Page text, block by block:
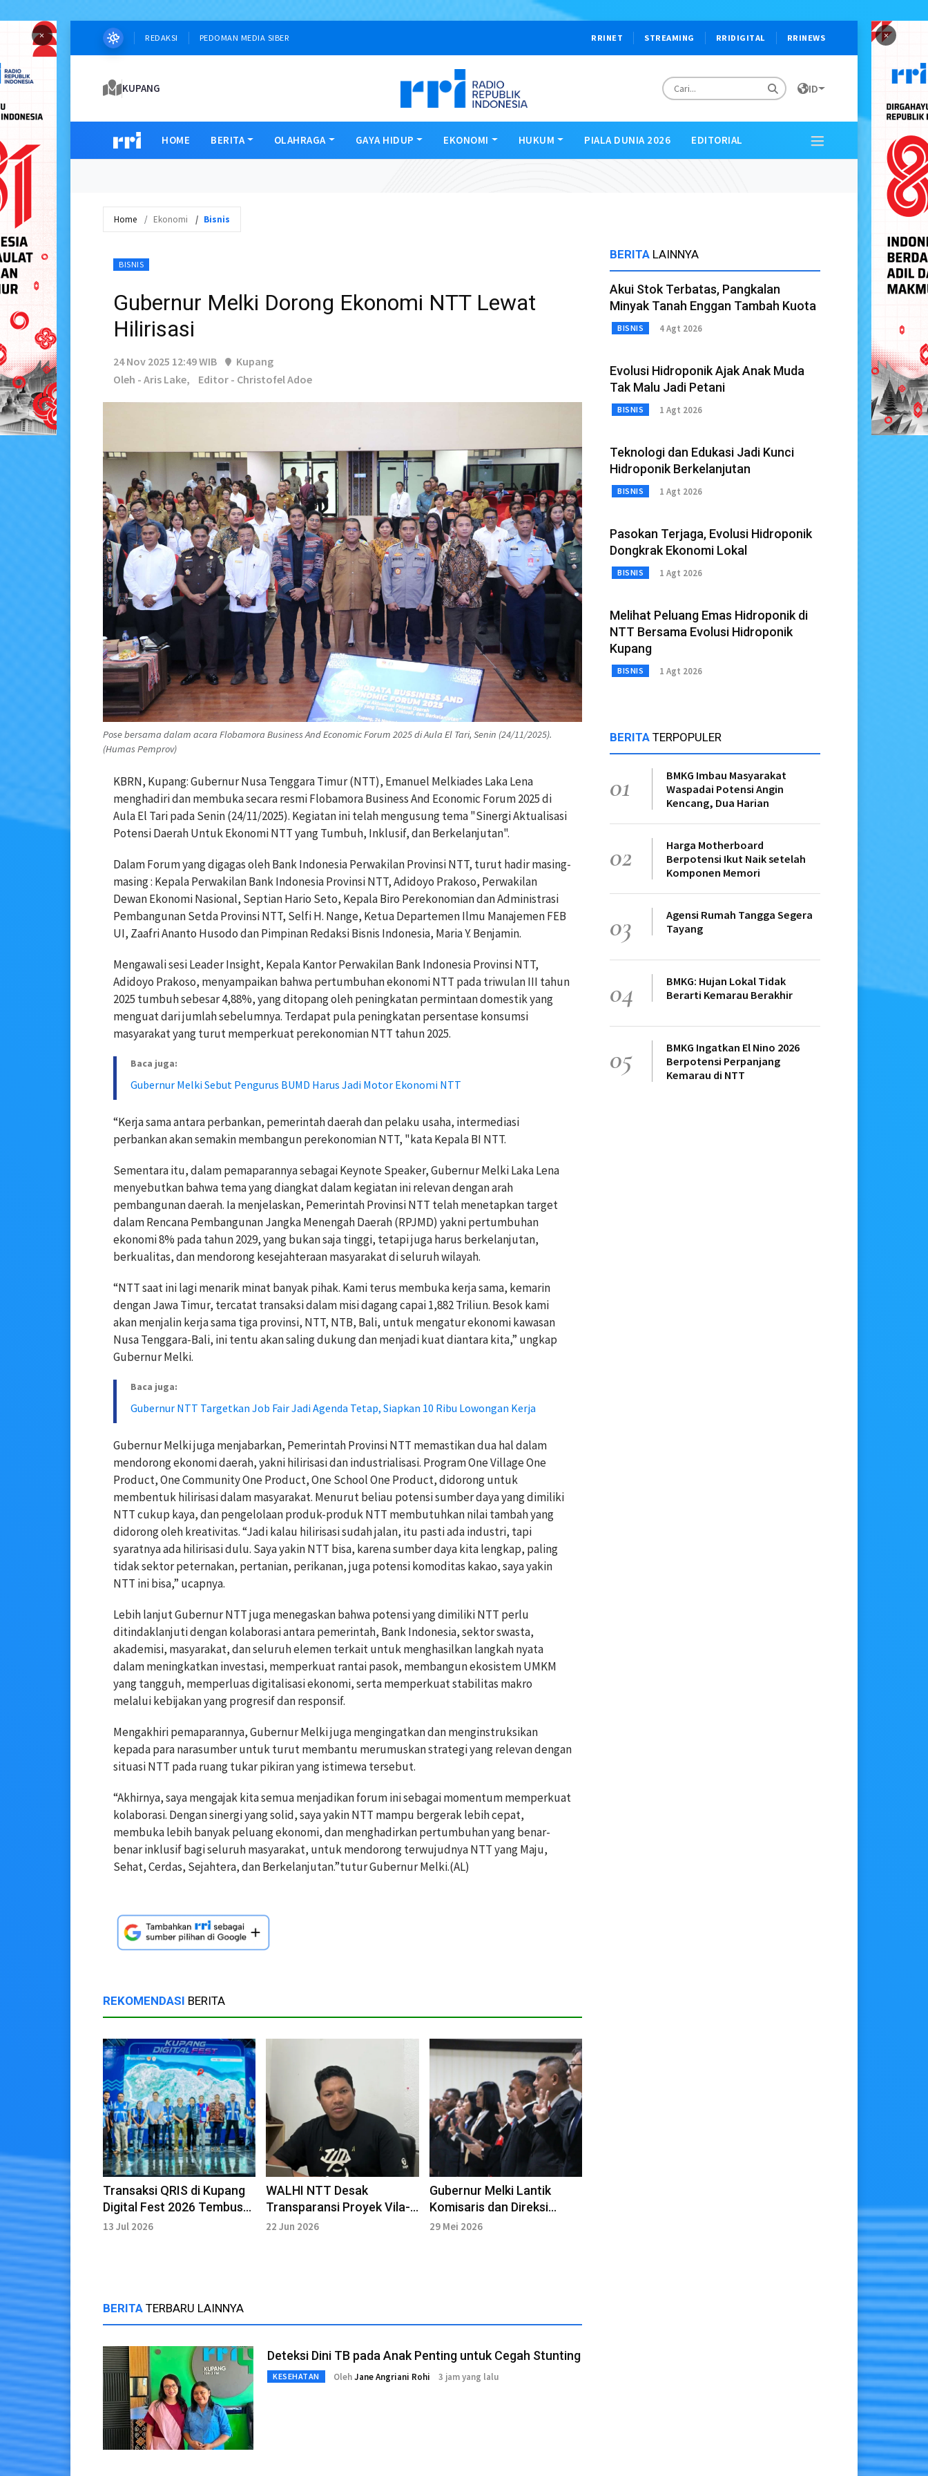
× ×
REDAKSI PEDOMAN MEDIA SIBER RRINET STREAMING RRIDIGITAL RRINEWS
KUPANG ID
HOME BERITA OLAHRAGA GAYA HIDUP EKONOMI HUKUM PIALA DUNIA 2026 EDITORIAL
Home Ekonomi Bisnis
BISNIS
Gubernur Melki Dorong Ekonomi NTT Lewat
Hilirisasi
24 Nov 2025 12:49 WIB
Kupang
Oleh - Aris Lake,
Editor - Christofel Adoe
Pose bersama dalam acara Flobamora Business And Economic Forum 2025 di Aula El Tari, Senin (24/11/2025).
(Humas Pemprov)
KBRN, Kupang: Gubernur Nusa Tenggara Timur (NTT), Emanuel Melkiades Laka Lena
menghadiri dan membuka secara resmi Flobamora Business And Economic Forum 2025 di
Aula El Tari pada Senin (24/11/2025). Kegiatan ini telah mengusung tema "Sinergi Aktualisasi
Potensi Daerah Untuk Ekonomi NTT yang Tumbuh, Inklusif, dan Berkelanjutan".
Dalam Forum yang digagas oleh Bank Indonesia Perwakilan Provinsi NTT, turut hadir masing-
masing : Kepala Perwakilan Bank Indonesia Provinsi NTT, Adidoyo Prakoso, Perwakilan
Dewan Ekonomi Nasional, Septian Hario Seto, Kepala Biro Perekonomian dan Administrasi
Pembangunan Setda Provinsi NTT, Selfi H. Nange, Ketua Departemen Ilmu Manajemen FEB
UI, Zaafri Ananto Husodo dan Pimpinan Redaksi Bisnis Indonesia, Maria Y. Benjamin.
Mengawali sesi Leader Insight, Kepala Kantor Perwakilan Bank Indonesia Provinsi NTT,
Adidoyo Prakoso, menyampaikan bahwa pertumbuhan ekonomi NTT pada triwulan III tahun
2025 tumbuh sebesar 4,88%, yang ditopang oleh peningkatan permintaan domestik yang
menguat dari jumlah sebelumnya. Terdapat pula peningkatan persentase konsumsi
masyarakat yang turut memperkuat perekonomian NTT tahun 2025.
Baca juga:
Gubernur Melki Sebut Pengurus BUMD Harus Jadi Motor Ekonomi NTT
“Kerja sama antara perbankan, pemerintah daerah dan pelaku usaha, intermediasi
perbankan akan semakin membangun perekonomian NTT, "kata Kepala BI NTT.
Sementara itu, dalam pemaparannya sebagai Keynote Speaker, Gubernur Melki Laka Lena
menyebutkan bahwa tema yang diangkat dalam kegiatan ini relevan dengan arah
pembangunan daerah. Ia menjelaskan, Pemerintah Provinsi NTT telah menetapkan target
dalam Rencana Pembangunan Jangka Menengah Daerah (RPJMD) yakni pertumbuhan
ekonomi 8% pada tahun 2029, yang bukan saja tinggi, tetapi juga harus berkelanjutan,
berkualitas, dan mendorong kesejahteraan masyarakat di seluruh wilayah.
“NTT saat ini lagi menarik minat banyak pihak. Kami terus membuka kerja sama, kemarin
dengan Jawa Timur, tercatat transaksi dalam misi dagang capai 1,882 Triliun. Besok kami
akan menjalin kerja sama tiga provinsi, NTT, NTB, Bali, untuk mengatur ekonomi kawasan
Nusa Tenggara-Bali, ini tentu akan saling dukung dan menjadi kuat diantara kita,” ungkap
Gubernur Melki.
Baca juga:
Gubernur NTT Targetkan Job Fair Jadi Agenda Tetap, Siapkan 10 Ribu Lowongan Kerja
Gubernur Melki juga menjabarkan, Pemerintah Provinsi NTT memastikan dua hal dalam
mendorong ekonomi daerah, yakni hilirisasi dan industrialisasi. Program One Village One
Product, One Community One Product, One School One Product, didorong untuk
membentuk hilirisasi dalam masyarakat. Menurut beliau potensi sumber daya yang dimiliki
NTT cukup kaya, dan pengelolaan produk-produk NTT membutuhkan nilai tambah yang
didorong oleh kreativitas. “Jadi kalau hilirisasi sudah jalan, itu pasti ada industri, tapi
syaratnya ada hilirisasi dulu. Saya yakin NTT bisa, karena sumber daya kita lengkap, paling
tidak sektor peternakan, pertanian, perikanan, juga potensi komoditas kakao, saya yakin
NTT ini bisa,” ucapnya.
Lebih lanjut Gubernur NTT juga menegaskan bahwa potensi yang dimiliki NTT perlu
ditindaklanjuti dengan kolaborasi antara pemerintah, Bank Indonesia, sektor swasta,
akademisi, masyarakat, dan seluruh elemen terkait untuk menghasilkan langkah nyata
dalam meningkatkan investasi, memperkuat rantai pasok, membangun ekosistem UMKM
yang tangguh, memperluas digitalisasi ekonomi, serta memperkuat stabilitas makro
melalui kebijakan yang progresif dan responsif.
Mengakhiri pemaparannya, Gubernur Melki juga mengingatkan dan menginstruksikan
kepada para narasumber untuk turut membantu merumuskan strategi yang relevan dengan
situasi NTT pada ruang tukar pikiran yang istimewa tersebut.
“Akhirnya, saya mengajak kita semua menjadikan forum ini sebagai momentum memperkuat
kolaborasi. Dengan sinergi yang solid, saya yakin NTT mampu bergerak lebih cepat,
membuka lebih banyak peluang ekonomi, dan menghadirkan pertumbuhan yang benar-
benar inklusif bagi seluruh masyarakat, untuk mendorong terwujudnya NTT yang Maju,
Sehat, Cerdas, Sejahtera, dan Berkelanjutan.”tutur Gubernur Melki.(AL)
REKOMENDASI BERITA
Transaksi QRIS di Kupang
Digital Fest 2026 Tembus
9.870, UMKM Raih Rp157
13 Jul 2026
WALHI NTT Desak
Transparansi Proyek Vila-
Galangan di Wairterang
22 Jun 2026
Gubernur Melki Lantik
Komisaris dan Direksi
BUMD, Ini Daftarnya
29 Mei 2026
BERITA TERBARU LAINNYA
Deteksi Dini TB pada Anak Penting untuk Cegah Stunting
KESEHATAN OlehJane Angriani Rohi 3 jam yang lalu
BERITA LAINNYA
Akui Stok Terbatas, Pangkalan
Minyak Tanah Enggan Tambah Kuota
BISNIS 4 Agt 2026
Evolusi Hidroponik Ajak Anak Muda
Tak Malu Jadi Petani
BISNIS 1 Agt 2026
Teknologi dan Edukasi Jadi Kunci
Hidroponik Berkelanjutan
BISNIS 1 Agt 2026
Pasokan Terjaga, Evolusi Hidroponik
Dongkrak Ekonomi Lokal
BISNIS 1 Agt 2026
Melihat Peluang Emas Hidroponik di
NTT Bersama Evolusi Hidroponik
Kupang
BISNIS 1 Agt 2026
BERITA TERPOPULER
01
BMKG Imbau Masyarakat
Waspadai Potensi Angin
Kencang, Dua Harian
02
Harga Motherboard
Berpotensi Ikut Naik setelah
Komponen Memori
03
Agensi Rumah Tangga Segera
Tayang
04
BMKG: Hujan Lokal Tidak
Berarti Kemarau Berakhir
05
BMKG Ingatkan El Nino 2026
Berpotensi Perpanjang
Kemarau di NTT